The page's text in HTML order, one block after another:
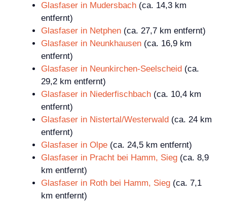
Glasfaser in Mudersbach (ca. 14,3 km
entfernt)
Glasfaser in Netphen (ca. 27,7 km entfernt)
Glasfaser in Neunkhausen (ca. 16,9 km
entfernt)
Glasfaser in Neunkirchen-Seelscheid (ca.
29,2 km entfernt)
Glasfaser in Niederfischbach (ca. 10,4 km
entfernt)
Glasfaser in Nistertal/Westerwald (ca. 24 km
entfernt)
Glasfaser in Olpe (ca. 24,5 km entfernt)
Glasfaser in Pracht bei Hamm, Sieg (ca. 8,9
km entfernt)
Glasfaser in Roth bei Hamm, Sieg (ca. 7,1
km entfernt)